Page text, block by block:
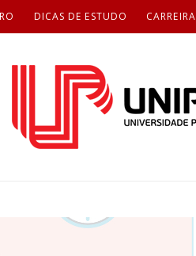
DICAS DE ESTUDO CARREIRA